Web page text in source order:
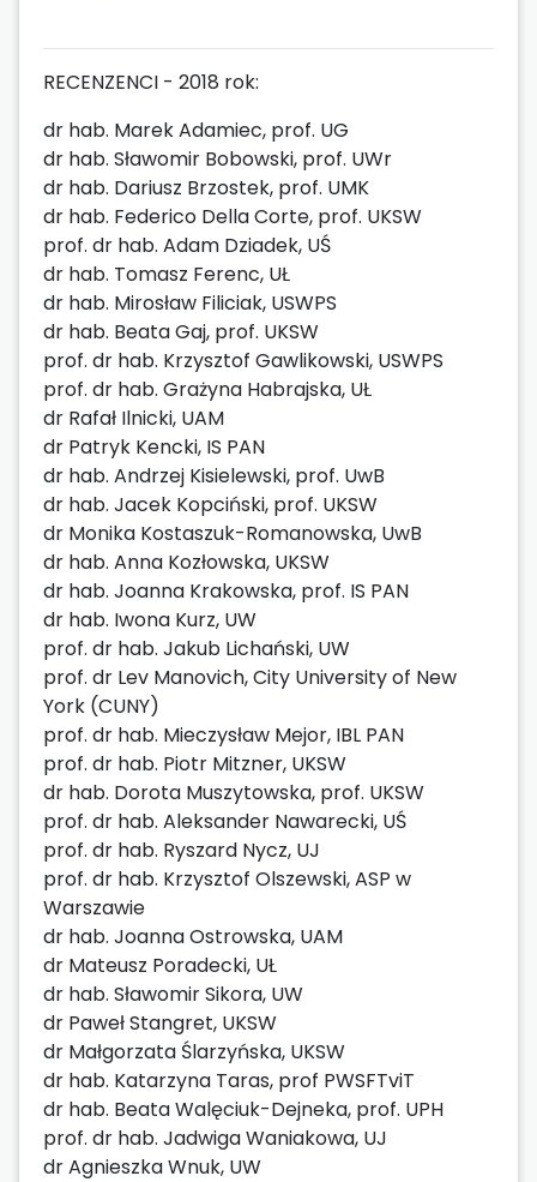
RECENZENCI - 2018 rok:
dr hab. Marek Adamiec, prof. UG
dr hab. Sławomir Bobowski, prof. UWr
dr hab. Dariusz Brzostek, prof. UMK
dr hab. Federico Della Corte, prof. UKSW
prof. dr hab. Adam Dziadek, UŚ
dr hab. Tomasz Ferenc, UŁ
dr hab. Mirosław Filiciak, USWPS
dr hab. Beata Gaj, prof. UKSW
prof. dr hab. Krzysztof Gawlikowski, USWPS
prof. dr hab. Grażyna Habrajska, UŁ
dr Rafał Ilnicki, UAM
dr Patryk Kencki, IS PAN
dr hab. Andrzej Kisielewski, prof. UwB
dr hab. Jacek Kopciński, prof. UKSW
dr Monika Kostaszuk-Romanowska, UwB
dr hab. Anna Kozłowska, UKSW
dr hab. Joanna Krakowska, prof. IS PAN
dr hab. Iwona Kurz, UW
prof. dr hab. Jakub Lichański, UW
prof. dr Lev Manovich, City University of New
York (CUNY)
prof. dr hab. Mieczysław Mejor, IBL PAN
prof. dr hab. Piotr Mitzner, UKSW
dr hab. Dorota Muszytowska, prof. UKSW
prof. dr hab. Aleksander Nawarecki, UŚ
prof. dr hab. Ryszard Nycz, UJ
prof. dr hab. Krzysztof Olszewski, ASP w
Warszawie
dr hab. Joanna Ostrowska, UAM
dr Mateusz Poradecki, UŁ
dr hab. Sławomir Sikora, UW
dr Paweł Stangret, UKSW
dr Małgorzata Ślarzyńska, UKSW
dr hab. Katarzyna Taras, prof PWSFTviT
dr hab. Beata Walęciuk-Dejneka, prof. UPH
prof. dr hab. Jadwiga Waniakowa, UJ
dr Agnieszka Wnuk, UW